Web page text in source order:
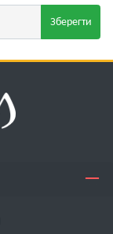
Зберегти